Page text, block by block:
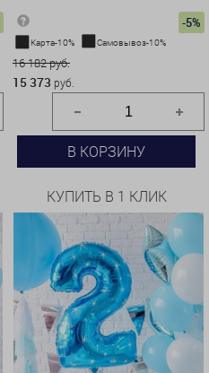
-5%
Карта-10% Самовывоз-10%
16 182 руб.
15 373 руб.
В КОРЗИНУ
КУПИТЬ В 1 КЛИК